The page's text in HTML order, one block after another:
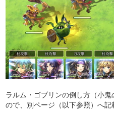
ラルム・ゴブリンの倒し方（小
ので、別ページ（以下参照）へ記